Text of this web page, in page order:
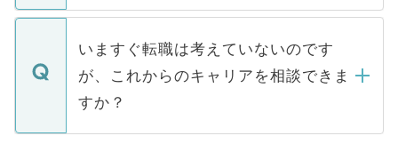
関を公にしてしまうと、応募が殺到する場
に、医療機関が求める条件に合った人材の
みを人材紹介会社に依頼するケースが増え
ています。
定を承諾する必要はありません。内定先へ
の辞退の連絡はキャリアパートナーが行い
個人情報が漏えいすることはありませんの
で、ご安心ください。当サイトからの登録
などで収集したご登録者様の個人情報は、
ご本人のキャリアアップおよび転職活動の
支援を目的に使用いたします。お預かりし
ているすべての個人データはご本人の許可
いますぐ転職は考えていないのです
が、これからのキャリアを相談できま
すか？